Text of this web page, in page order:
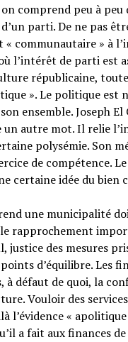
comprend peu à
parti. De ne pas
communautaire » à
l’intérêt de parti est
républicaine,
». Le politique est
ensemble. Joseph
un autre mot. Il relie
polysémie. Son
de compétence.
certaine idée du bien
une municipalité
rapprochement
justice des mesures
d’équilibre. Les
à défaut de quoi, la
Vouloir des
l’évidence «
a fait aux finances